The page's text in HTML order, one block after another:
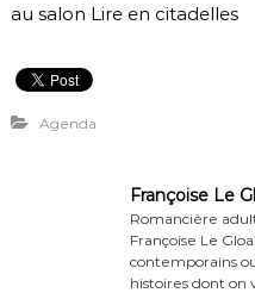
au salon Lire en citadelles
Agenda
Françoise Le
Romancière
Françoise Le
contemporains
histoires dont on